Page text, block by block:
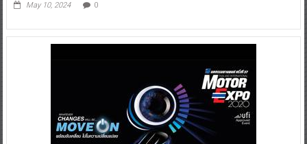
May 10, 2024 0